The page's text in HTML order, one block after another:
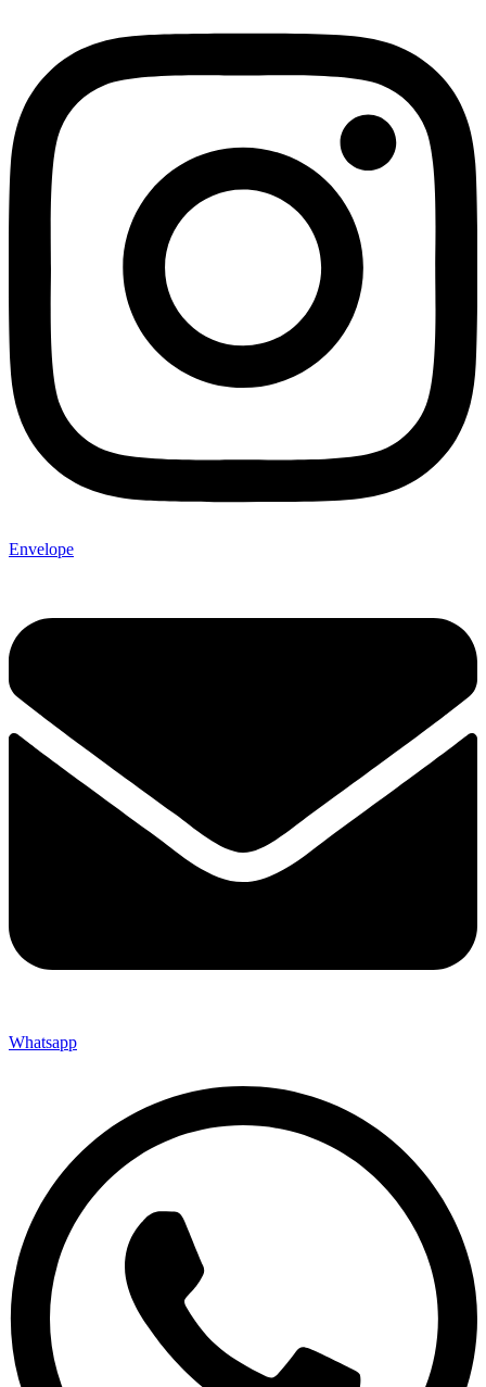
Envelope
Whatsapp